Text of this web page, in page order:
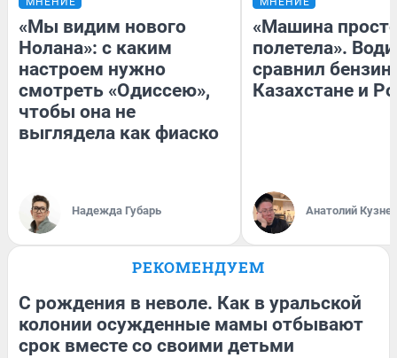
«Мы видим нового
Нолана»: с каким
настроем нужно
смотреть «Одиссею»,
чтобы она не
выглядела как фиаско
Надежда Губарь
«Машина
полетела».
сравнил бензин
Казахстане и
Анатолий
РЕКОМЕНДУЕМ
С рождения в неволе. Как в уральской
колонии осужденные мамы отбывают
срок вместе со своими детьми